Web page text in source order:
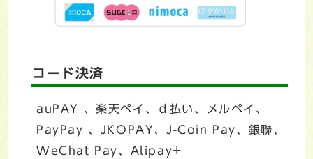
コード決済
auPAY 、楽天ペイ、ｄ払い、メルペイ、
PayPay 、JKOPAY、J-Coin Pay、銀聯、
WeChat Pay、Alipay+